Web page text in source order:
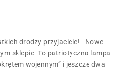
drodzy przyjaciele! Nowe
sklepie. To patriotyczna lampa
wojennym” i jeszcze dwa